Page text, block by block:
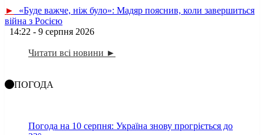
►
«Буде важче, ніж було»: Мадяр пояснив, коли завершиться
війна з Росією
14:22 - 9 серпня 2026
Читати всі новини ►
ПОГОДА
Погода на 10 серпня: Україна знову прогріється до